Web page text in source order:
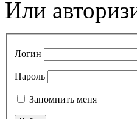
Или
Логин
Пароль
Запомнить меня